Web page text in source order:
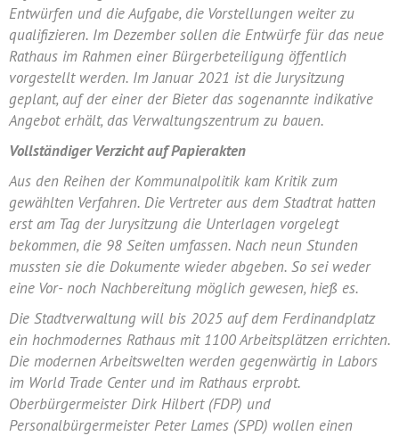
Entwürfen und die Aufgabe, die Vorstellungen weiter zu
qualifizieren. Im Dezember sollen die Entwürfe für das neue
Rathaus im Rahmen einer Bürgerbeteiligung öffentlich
vorgestellt werden. Im Januar 2021 ist die Jurysitzung
geplant, auf der einer der Bieter das sogenannte indikative
Angebot erhält, das Verwaltungszentrum zu bauen.
Vollständiger Verzicht auf Papierakten
Aus den Reihen der Kommunalpolitik kam Kritik zum
gewählten Verfahren. Die Vertreter aus dem Stadtrat hatten
erst am Tag der Jurysitzung die Unterlagen vorgelegt
bekommen, die 98 Seiten umfassen. Nach neun Stunden
mussten sie die Dokumente wieder abgeben. So sei weder
eine Vor- noch Nachbereitung möglich gewesen, hieß es.
Die Stadtverwaltung will bis 2025 auf dem Ferdinandplatz
ein hochmodernes Rathaus mit 1100 Arbeitsplätzen errichten.
Die modernen Arbeitswelten werden gegenwärtig in Labors
im World Trade Centerund im Rathaus erprobt.
OberbürgermeisterDirk Hilbert(FDP) und
PersonalbürgermeisterPeter Lames (SPD) wollen einen